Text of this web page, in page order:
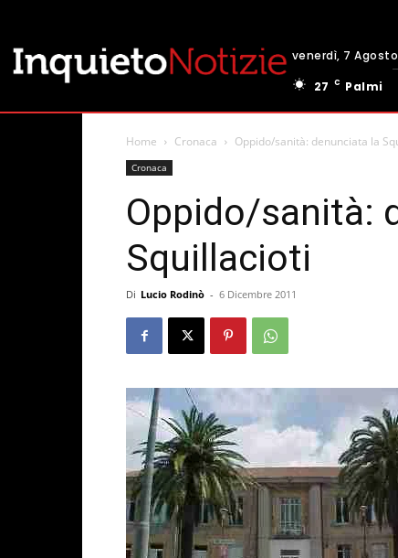
venerdì, 7
27
C Palmi
Home Cronaca Oppido/sanità: denunciata la
Cronaca
Oppido/sanità:
Squillacioti
Di Lucio Rodinò - 6 Dicembre 2011